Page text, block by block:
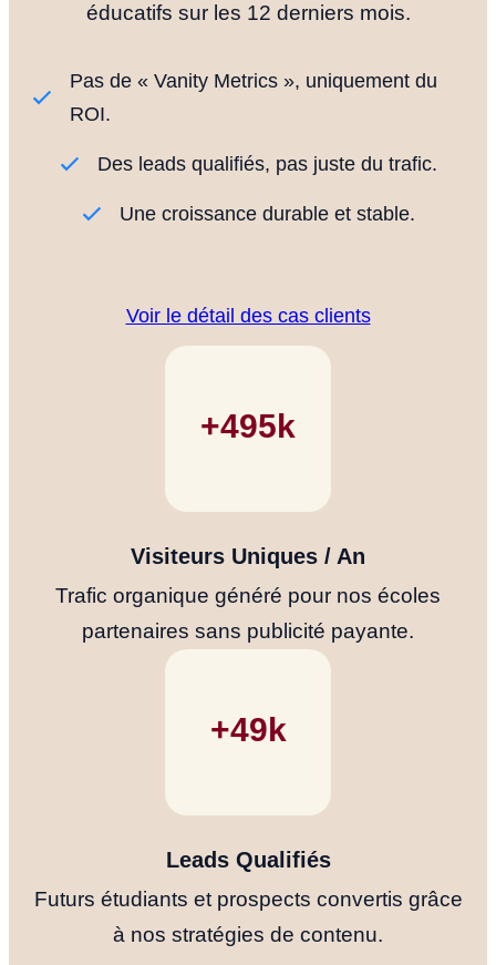
éducatifs sur les 12 derniers mois.
Pas de « Vanity Metrics », uniquement du
ROI.
Des leads qualifiés, pas juste du trafic.
Une croissance durable et stable.
Voir le détail des cas clients
+500k
Visiteurs Uniques / An
Trafic organique généré pour nos écoles
partenaires sans publicité payante.
+50k
Leads Qualifiés
Futurs étudiants et prospects convertis grâce
à nos stratégies de contenu.